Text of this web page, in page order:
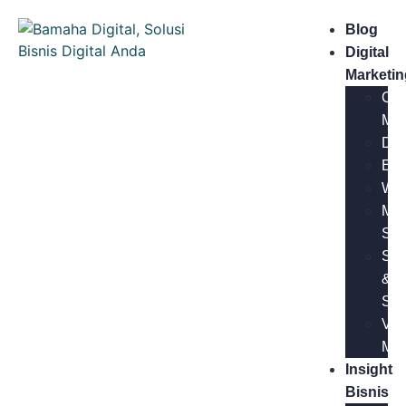
Blog
Digital
&
Insight
Bisnis